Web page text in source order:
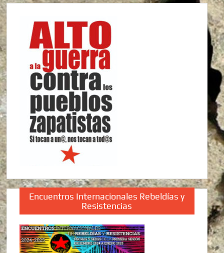
Encuentros Internacionales Rebeldías y
Resistencias